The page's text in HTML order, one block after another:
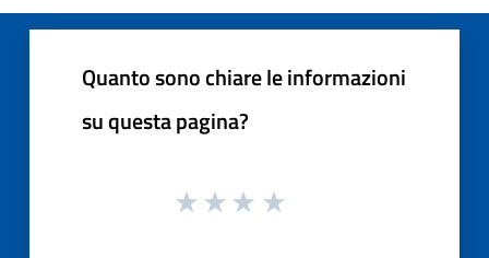
Quanto sono chiare le informazioni
su questa pagina?